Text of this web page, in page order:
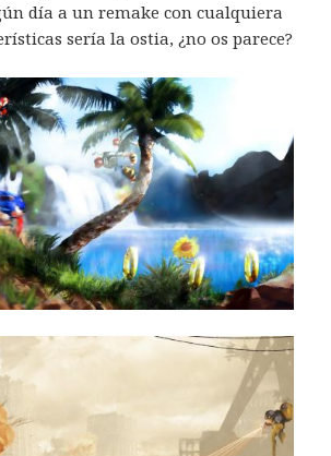
día a un remake con cualquiera
sería la ostia, ¿no os parece?